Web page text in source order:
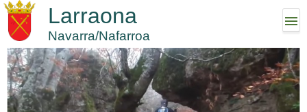
Larraona
Navarra/Nafarroa